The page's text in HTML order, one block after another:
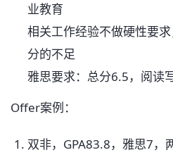
业教育
相关工作经验不做硬性要
分的不足
雅思要求：总分6.5，阅读
Offer案例：
双非，GPA83.8，雅思7，